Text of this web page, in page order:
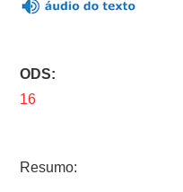
ODS:
16
Resumo: